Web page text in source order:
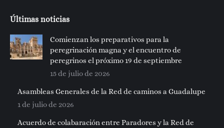
Últimas noticias
Comienzan los preparativos para la
peregrinación magna y el encuentro de
peregrinos el próximo 19 de septiembre
15 de julio de 2026
Asambleas Generales de la Red de caminos a Guadalupe
1 de julio de 2026
Acuerdo de colabaración entre Paradores y la Red de